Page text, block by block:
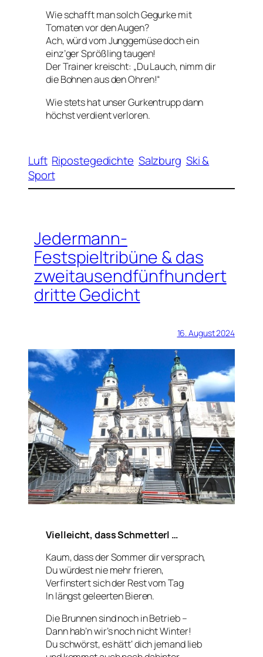
Wie schafft man solch Gegurke mit
Tomaten vor den Augen?
Ach, würd vom Junggemüse doch ein
einz’ger Sprößling taugen!
Der Trainer kreischt: „Du Lauch, nimm dir
die Bohnen aus den Ohren!“
Wie stets hat unser Gurkentrupp dann
höchst verdient verloren.
Luft Ripostegedichte Salzburg Ski &
Sport
Jedermann-
Festspieltribüne & das
zweitausendfünfhundert
dritte Gedicht
16. August 2024
Vielleicht, dass Schmetterl …
Kaum, dass der Sommer dir versprach,
Du würdest nie mehr frieren,
Verfinstert sich der Rest vom Tag
In längst geleerten Bieren.
Die Brunnen sind noch in Betrieb –
Dann hab’n wir’s noch nicht Winter!
Du schwörst, es hätt‘ dich jemand lieb